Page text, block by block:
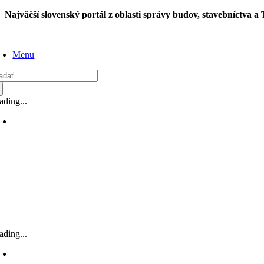
Skip
Najväčší slovenský portál z oblasti správy budov, stavebníctva a
Menu